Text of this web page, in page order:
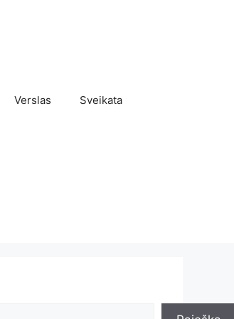
Verslas Sveikata